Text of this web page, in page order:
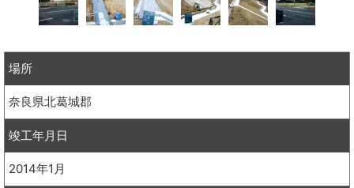
場所
奈良県北葛城郡
竣工年月日
2014年1月